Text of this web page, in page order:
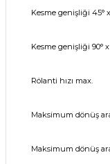
Kesme genişliği 45°
Kesme genişliği 90° x
Rölanti hızı max.
Maksimum dönüş
Maksimum dönüş